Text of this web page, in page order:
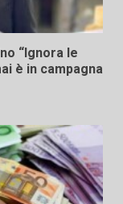
“Ignora le
è in campagna